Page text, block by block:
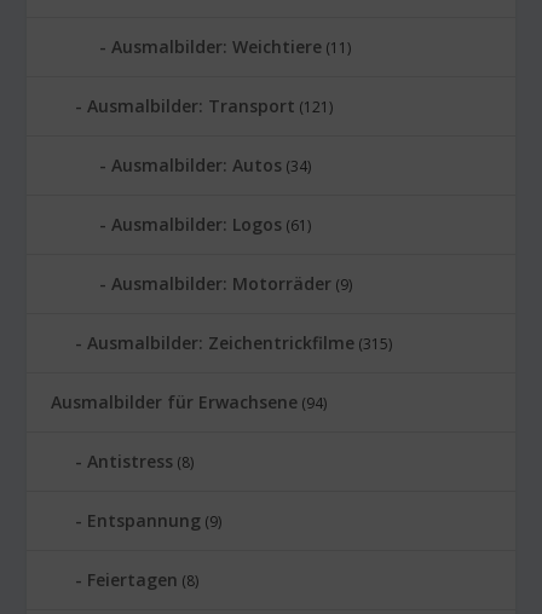
Ausmalbilder: Weichtiere (11)
Ausmalbilder: Transport (121)
Ausmalbilder: Autos (34)
Ausmalbilder: Logos (61)
Ausmalbilder: Motorräder (9)
Ausmalbilder: Zeichentrickfilme (315)
Ausmalbilder für Erwachsene (94)
Antistress (8)
Entspannung (9)
Feiertagen (8)